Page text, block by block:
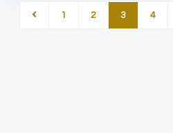
1 2 3 4